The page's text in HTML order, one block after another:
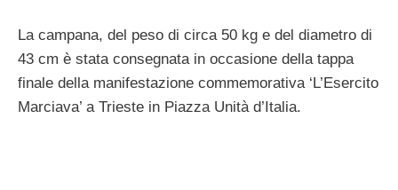
La campana, del peso di circa 50 kg e del diametro di
43 cm è stata consegnata in occasione della tappa
finale della manifestazione commemorativa ‘L’Esercito
Marciava’ a Trieste in Piazza Unità d’Italia.